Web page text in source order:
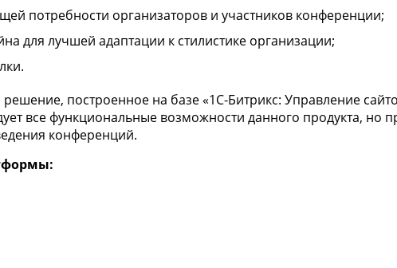
потребности организаторов и участников конференции;
для лучшей адаптации к стилистике организации;
решение, построенное на базе «1С-Битрикс: Управление
все функциональные возможности данного продукта, но
конференций.